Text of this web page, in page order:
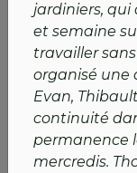
jardiniers,
et semaine
travailler
organisé une
Evan,
continuité
permanence
mercredis.
Un grand bravo
donnent hâte
suite de la saison !
Restez
Nous vous
l'avancée du